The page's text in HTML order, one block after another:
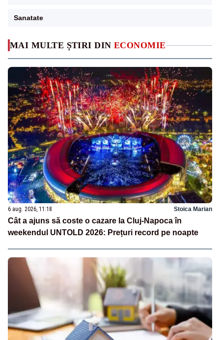
MAI MULTE ȘTIRI DIN ECONOMIE
6 aug. 2026, 11:18 Stoica Marian
Cât a ajuns să coste o cazare la Cluj-Napoca în
weekendul UNTOLD 2026: Prețuri record pe noapte
Sanatate